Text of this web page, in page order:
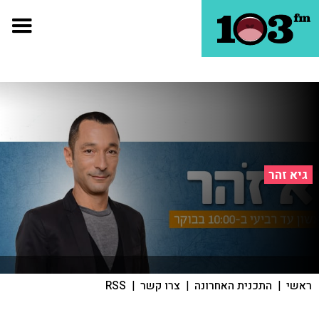
גיא זהר
ראשי | התכנית האחרונה | צרו קשר |
RSS